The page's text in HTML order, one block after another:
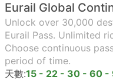
Eurail Global
Unlock over 30,000
Eurail Pass. Unlimited
Choose continuous
period of time.
天數:15 - 22 - 30 - 60 -